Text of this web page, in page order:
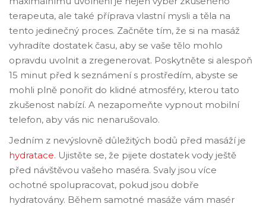
terapeuta, ale také příprava vlastní mysli a těla na
tento jedinečný proces. Začněte tím, že si na masáž
vyhradíte dostatek času, aby se vaše tělo mohlo
opravdu uvolnit a zregenerovat. Poskytněte si alespoň
15 minut před k seznámení s prostředím, abyste se
mohli plně ponořit do klidné atmosféry, kterou tato
zkušenost nabízí. A nezapomeňte vypnout mobilní
telefon, aby vás nic nenarušovalo.
Jedním z nevýslovně důležitých bodů před masáží je
hydratace. Ujistěte se, že pijete dostatek vody ještě
před návštěvou vašeho maséra. Svaly jsou více
ochotné spolupracovat, pokud jsou dobře
hydratovány. Během samotné masáže vám masér